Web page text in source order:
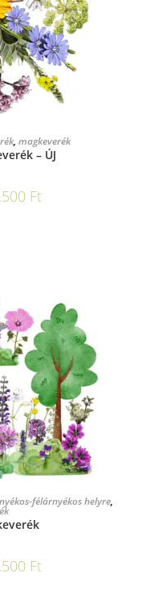
, magkeverék
– ÚJ
Ft
félárnyékos helyre,
Ft